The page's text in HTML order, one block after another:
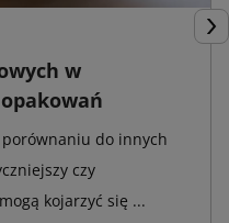
w
do innych
czy
kojarzyć się ...